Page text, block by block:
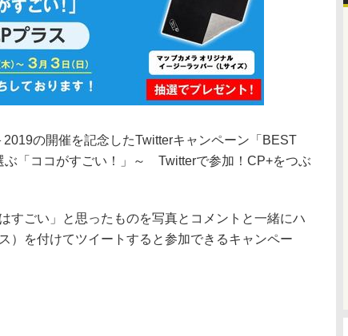
の開催を記念したTwitterキャンペーン「BEST
ぶ「ココがすごい！」～ Twitterで参加！CP+をつぶ
すごい」と思ったものを写真とコメントと一緒にハ
）を付けてツイートすると参加できるキャンペー